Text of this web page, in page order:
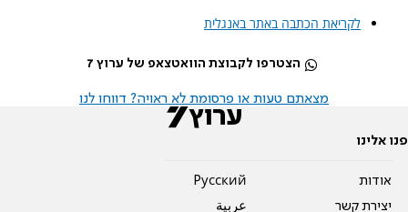
לקריאת הכתבה באתר באנגלית
הצטרפו לקבוצת הוואטצאפ של ערוץ 7
מצאתם טעות או פרסומת לא ראויה? דווחו לנו
פנו אלינו
אודות
יצירת קשר
Pусский
عربية